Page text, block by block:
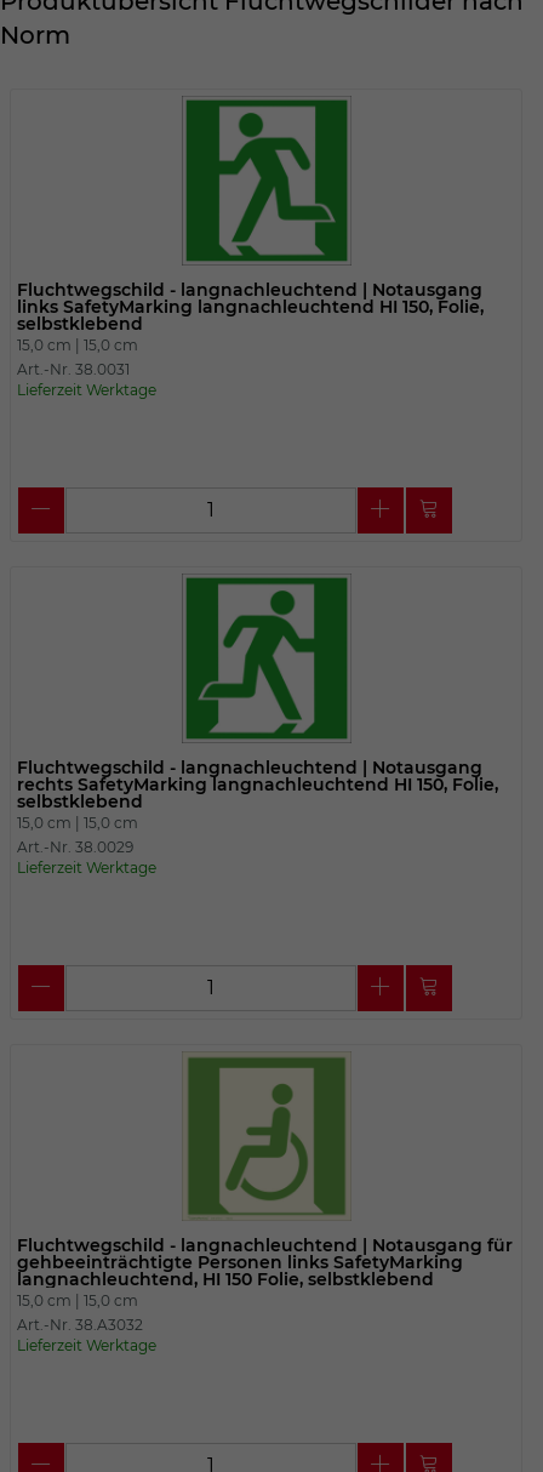
Norm
Fluchtwegschild - langnachleuchtend | Notausgang
links SafetyMarking langnachleuchtend HI 150, Folie,
selbstklebend
15,0 cm | 15,0 cm
Art.-Nr. 38.0031
Lieferzeit Werktage
Fluchtwegschild - langnachleuchtend | Notausgang
rechts SafetyMarking langnachleuchtend HI 150, Folie,
selbstklebend
15,0 cm | 15,0 cm
Art.-Nr. 38.0029
Lieferzeit Werktage
Fluchtwegschild - langnachleuchtend | Notausgang für
gehbeeinträchtigte Personen links SafetyMarking
langnachleuchtend, HI 150 Folie, selbstklebend
15,0 cm | 15,0 cm
Art.-Nr. 38.A3032
Lieferzeit Werktage
Einstellungen, falls der Webseiten-
Betreiber dies eingestellt hat.
fe_typo_user
TYPO3
Laufzeit